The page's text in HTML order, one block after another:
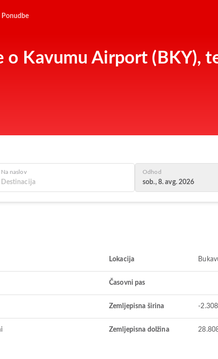
Ponudbe
o Kavumu Airport (BKY),
Na naslov Odhod
sob., 8. avg. 2026
Lokacija
Časovni pas
Zemljepisna širina -
Zemljepisna dolžina